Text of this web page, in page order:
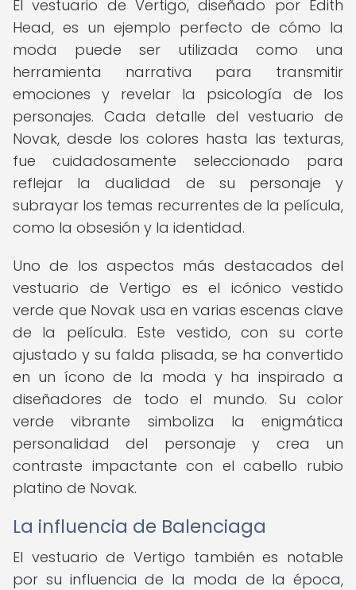
El vestuario de Vertigo, diseñado por Edith
Head, es un ejemplo perfecto de cómo la
moda puede ser utilizada como una
herramienta narrativa para transmitir
emociones y revelar la psicología de los
personajes. Cada detalle del vestuario de
Novak, desde los colores hasta las texturas,
fue cuidadosamente seleccionado para
reflejar la dualidad de su personaje y
subrayar los temas recurrentes de la película,
como la obsesión y la identidad.
Uno de los aspectos más destacados del
vestuario de Vertigo es el icónico vestido
verde que Novak usa en varias escenas clave
de la película. Este vestido, con su corte
ajustado y su falda plisada, se ha convertido
en un ícono de la moda y ha inspirado a
diseñadores de todo el mundo. Su color
verde vibrante simboliza la enigmática
personalidad del personaje y crea un
contraste impactante con el cabello rubio
platino de Novak.
La influencia de Balenciaga
El vestuario de Vertigo también es notable
por su influencia de la moda de la época,